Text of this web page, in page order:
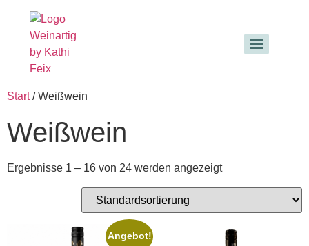
Start/ Weißwein
Weißwein
Ergebnisse 1 – 16 von 24 werden angezeigt
Angebot!